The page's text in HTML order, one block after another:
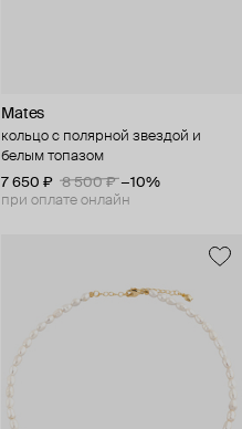
Mates
кольцо с полярной звездой и
белым топазом
7 650 ₽
8 500 ₽ −10%
при оплате онлайн